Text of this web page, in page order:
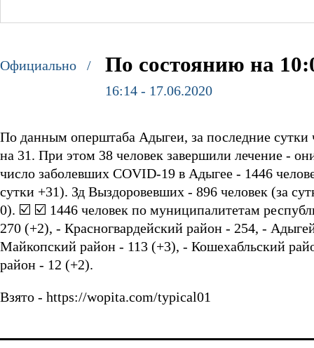
Официально / По состоянию на
16:14 - 17.06.2020
По данным оперштаба Адыгеи, за последние сутки
на 31. При этом 38 человек завершили лечение -
число заболевших COVID-19 в Адыгее - 1446
сутки +31). Зд Выздоровевших - 896 человек (за
0). ☑️ ☑️ 1446 человек по муниципалитетам
270 (+2), - Красногвардейский район - 254, -
Майкопский район - 113 (+3), - Кошехабльский
район - 12 (+2).
Взято - https://wopita.com/typical01